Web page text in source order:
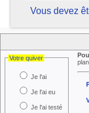
Vous devez
Votre quiver
Je l'ai
Je l'ai eu
Je l'ai testé